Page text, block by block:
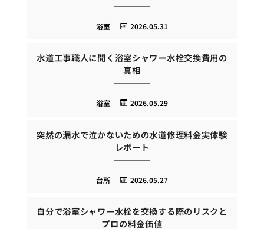
2026.05.31
浴室
水道工事職人に聞く浴室シャワー水栓交換費用の
真相
2026.05.29
浴室
突然の漏水で泣かないための水道修理料金実体験
レポート
2026.05.27
台所
自分で浴室シャワー水栓を交換する際のリスクと
プロの料金価値